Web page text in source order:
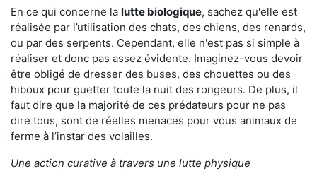
En ce qui concerne la lutte biologique, sachez qu'elle est
réalisée par l’utilisation des chats, des chiens, des renards,
ou par des serpents. Cependant, elle n'est pas si simple à
réaliser et donc pas assez évidente. Imaginez-vous devoir
être obligé de dresser des buses, des chouettes ou des
hiboux pour guetter toute la nuit des rongeurs. De plus, il
faut dire que la majorité de ces prédateurs pour ne pas
dire tous, sont de réelles menaces pour vous animaux de
ferme à l’instar des volailles.
Une action curative à travers une lutte physique